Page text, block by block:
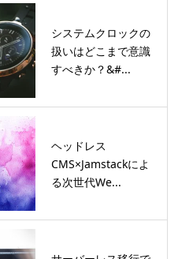
システムクロックの
扱いはどこまで意識
すべきか？&#...
ヘッドレス
CMS×Jamstackによ
る次世代We...